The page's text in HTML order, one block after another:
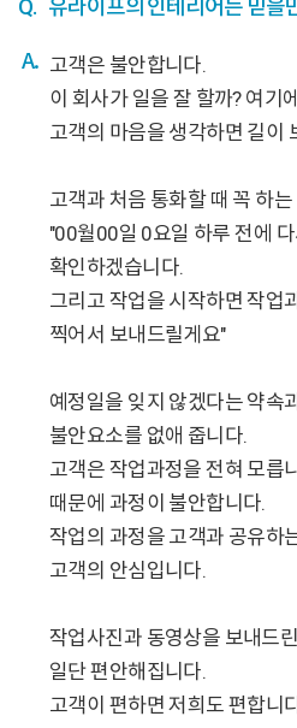
Q. 유라이프의 인테리어는 믿을
고객은 불안합니다.
이 회사가 일을 잘 할까? 여기
고객의 마음을 생각하면 길이
고객과 처음 통화할 때 꼭 하
"00월00일 0요일 하루 전에
확인하겠습니다.
그리고 작업을 시작하면 작업
찍어서 보내드릴게요"
예정일을 잊지 않겠다는 약속
불안요소를 없애 줍니다.
고객은 작업과정을 전혀 모릅
때문에 과정이 불안합니다.
작업의 과정을 고객과 공유하
고객의 안심입니다.
작업사진과 동영상을 보내드
일단 편안해집니다.
고객이 편하면 저희도 편합니